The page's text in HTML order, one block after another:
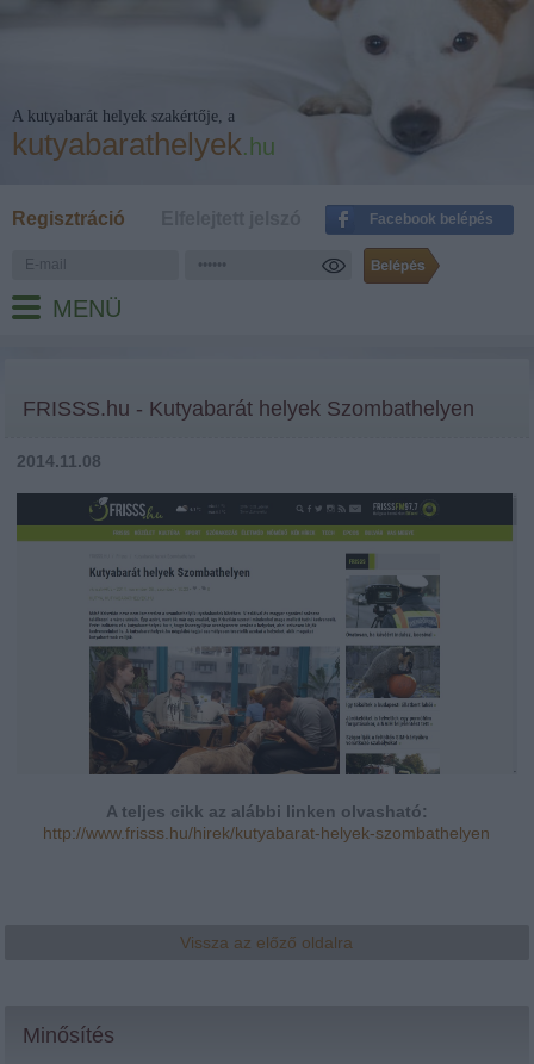
A kutyabarát helyek szakértője, a
kutyabarathelyek.hu
Regisztráció Facebook belépés
MENÜ
FRISSS.hu - Kutyabarát helyek Szombathelyen
2014.11.08
A teljes cikk az alábbi linken olvasható:
http://www.frisss.hu/hirek/kutyabarat-helyek-szombathelyen
Vissza az előző oldalra
Minősítés